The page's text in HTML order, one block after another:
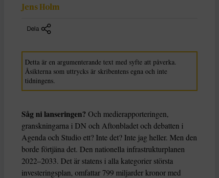
Jens Holm
Dela
Detta är en argumenterande text med syfte att påverka.
Åsikterna som uttrycks är skribentens egna och inte
tidningens.
Såg ni lanseringen? Och medierapporteringen,
granskningarna i DN och Aftonbladet och debatten i
Agenda och Studio ett? Inte det? Inte jag heller. Men den
borde förtjäna det. Den nationella infrastrukturplanen
2022–2033. Det är statens i alla kategorier största
investeringsplan, omfattar 799 miljarder kronor med